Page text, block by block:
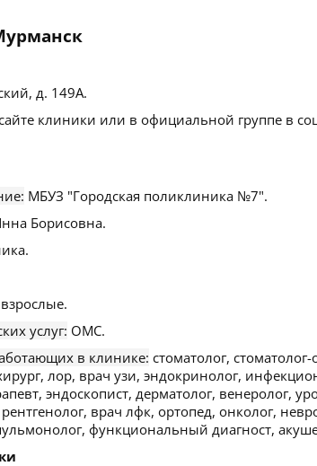
д. 149А.
клиники или в официальной группе в
МБУЗ "Городская поликлиника №7".
Борисовна.
взрослые.
услуг: ОМС.
в клинике: стоматолог,
лор, врач узи, эндокринолог,
эндоскопист, дерматолог, венеролог,
врач лфк, ортопед, онколог,
функциональный диагност,